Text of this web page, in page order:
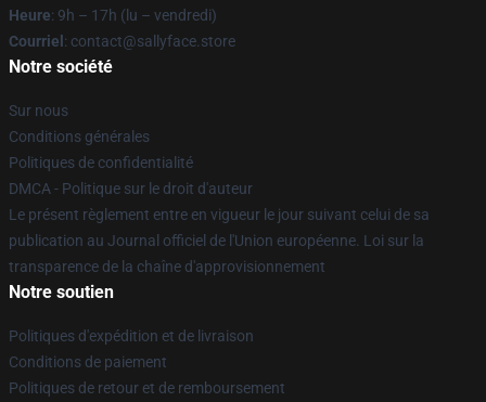
Heure: 9h – 17h (lu – vendredi)
Courriel : contact@sallyface.store
Notre société
Sur nous
Conditions générales
Politiques de confidentialité
DMCA - Politique sur le droit d'auteur
Le présent règlement entre en vigueur le jour suivant celui de sa
publication au Journal officiel de l'Union européenne. Loi sur la
transparence de la chaîne d'approvisionnement
Notre soutien
Politiques d'expédition et de livraison
Conditions de paiement
Politiques de retour et de remboursement